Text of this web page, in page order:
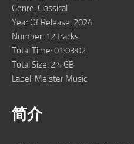
Genre: Classical
Year Of Release: 2024
Number: 12 tracks
Total Time: 01:03:02
Total Size: 2.4 GB
Label: Meister Music
简介